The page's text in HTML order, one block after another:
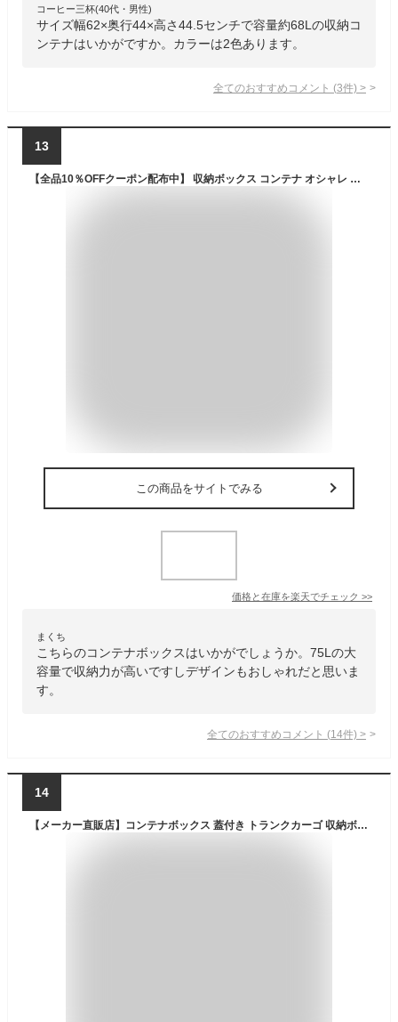
コーヒー三杯(40代・男性)
サイズ幅62×奥行44×高さ44.5センチで容量約68Lの収納コ
ンテナはいかがですか。カラーは2色あります。
全てのおすすめコメント (3件) >
13
【全品10％OFFクーポン配布中】 収納ボックス コンテナ オシャレ コンテナボックス フタ付き おしゃれ ふた付き 蓋付き プラスチック boxコンテナ 75L アウトドア ベランダ 屋外 屋内 大容量 Thor Large Totes With Lid(ソー ラージ トート ウィズ リッド)
この商品をサイトでみる
価格と在庫を楽天でチェック >>
まくち
こちらのコンテナボックスはいかがでしょうか。75Lの大
容量で収納力が高いですしデザインもおしゃれだと思いま
す。
全てのおすすめコメント (14件) >
14
【メーカー直販店】コンテナボックス 蓋付き トランクカーゴ 収納ボックス RISUトランクカーゴ TC-50 収納ケース 座れる アウトドア ベンチ 頑丈 おしゃれ フタ付き 蓋付き プラスチック カフェ風 屋外 ナチュラル ガーデニング チェア 収納 車載 リス